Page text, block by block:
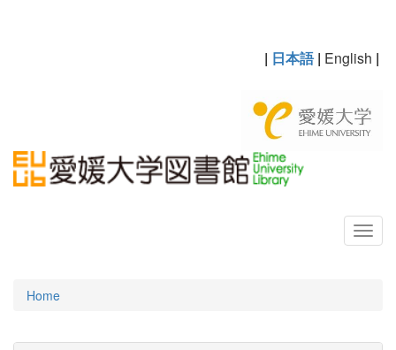
| 日本語| English |
Home